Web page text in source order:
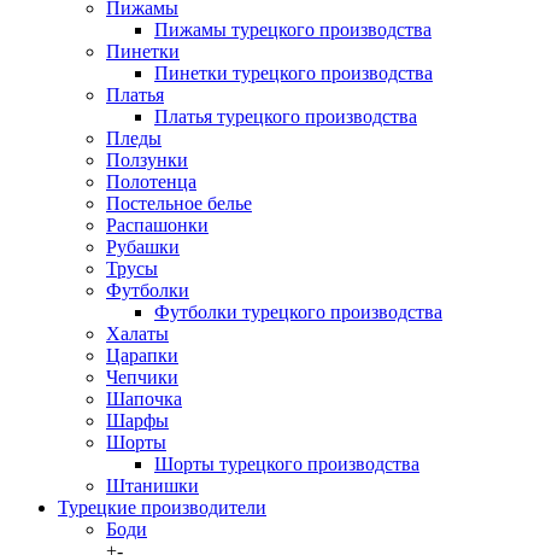
Пижамы
Пижамы турецкого производства
Пинетки
Пинетки турецкого производства
Платья
Платья турецкого производства
Пледы
Ползунки
Полотенца
Постельное белье
Распашонки
Рубашки
Трусы
Футболки
Футболки турецкого производства
Халаты
Царапки
Чепчики
Шапочка
Шарфы
Шорты
Шорты турецкого производства
Штанишки
Турецкие производители
Боди
+-